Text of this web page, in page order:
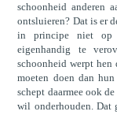
schoonheid anderen
ontsluieren? Dat is er
in principe niet op
eigenhandig te
schoonheid werpt hen
moeten doen dan
schept daarmee ook
wil onderhouden. Dat